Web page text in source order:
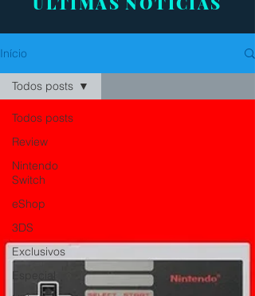
Início
Todos posts
Review
Nintendo
Switch
eShop
3DS
Exclusivos
Especial
Todos posts